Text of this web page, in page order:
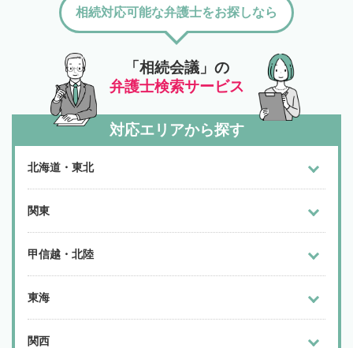
「相続会議」の
弁護士検索サービス
相続対応可能な弁護士をお探しなら
対応エリアから探す
北海道・東北
関東
甲信越・北陸
東海
関西